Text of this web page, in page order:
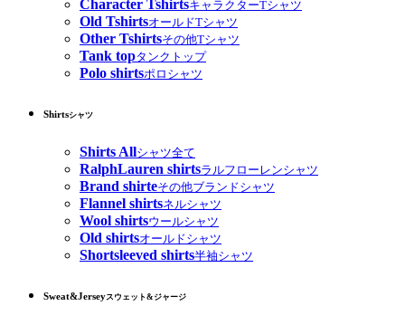
Character TshirtsキャラクターTシャツ
Old TshirtsオールドTシャツ
Other Tshirtsその他Tシャツ
Tank topタンクトップ
Polo shirtsポロシャツ
Shirtsシャツ
Shirts Allシャツ全て
RalphLauren shirtsラルフローレンシャツ
Brand shirteその他ブランドシャツ
Flannel shirtsネルシャツ
Wool shirtsウールシャツ
Old shirtsオールドシャツ
Shortsleeved shirts半袖シャツ
Sweat&Jerseyスウェット&ジャージ